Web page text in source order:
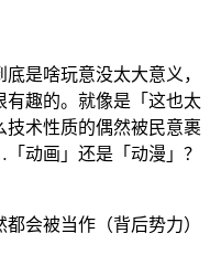
是啥玩意没太大意义，
有趣的。就像是「这也太
术性质的偶然被民意裹
动画」还是「动漫」？
会被当作（背后势力）